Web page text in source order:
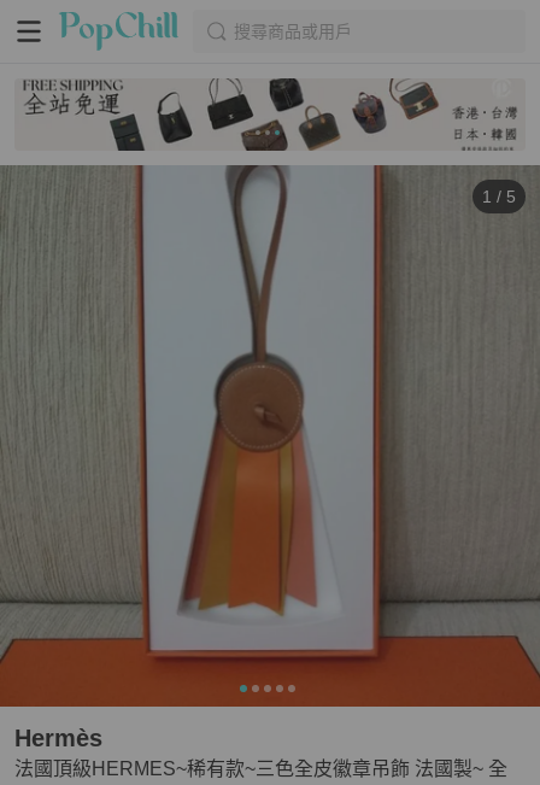
搜尋商品或用戶
1 / 5
法國頂級HERMES~稀有款~三色全皮徽章吊飾 法國製~ 全
Hermès